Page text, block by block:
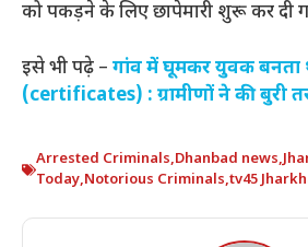
को पकड़ने के लिए छापेमारी शुरू कर दी
इसे भी पढ़े – गांव में घूमकर युवक बनता
(certificates) : ग्रामीणों ने की बुरी
Arrested Criminals,Dhanbad news,
Today,Notorious Criminals,tv45